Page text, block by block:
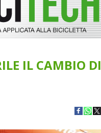
IL CAMBIO DI